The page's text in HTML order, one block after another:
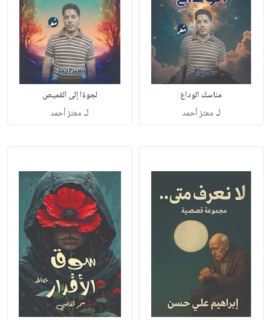
مناسك الوداع
لـ معتز أحمد
لجوءًا إلى القميص
لـ معتز أحمد